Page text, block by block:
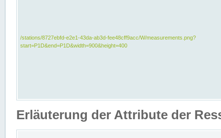
/stations/8727ebfd-e2e1-43da-ab3d-fee48cff9acc/W/measurements.png?
start=P1D&end=P1D&width=900&height=400
Erläuterung der Attribute der